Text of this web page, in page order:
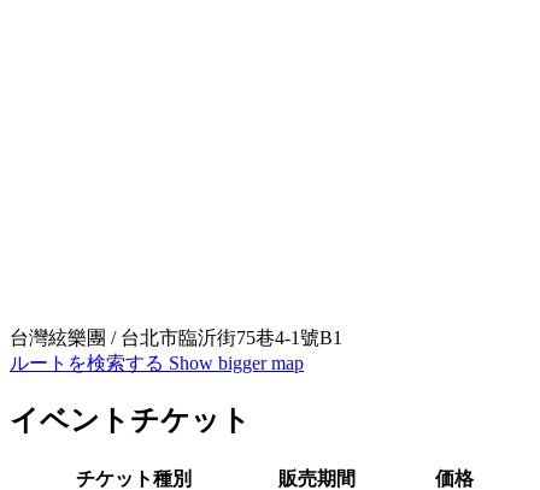
台灣絃樂團 / 台北市臨沂街75巷4-1號B1
ルートを検索する Show bigger map
イベントチケット
チケット種別 販売期間
価格